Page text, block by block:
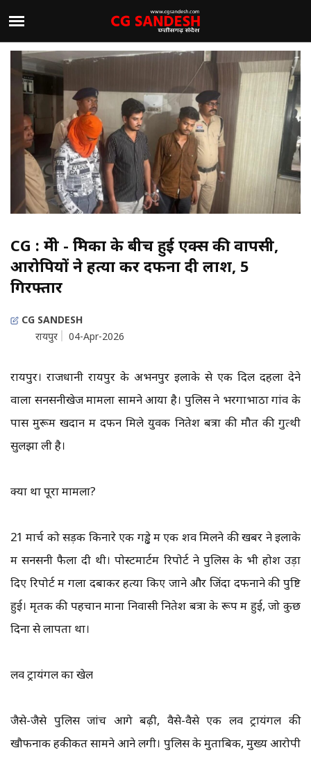
CG : प्रेमी - प्रेमिका के बीच हुई एक्स की वापसी,
आरोपियों ने हत्या कर दफना दी लाश, 5
गिरफ्तार
CG SANDESH
रायपुर
04-Apr-2026
रायपुर। राजधानी रायपुर के अभनपुर इलाके से एक दिल दहला देने
वाला सनसनीखेज मामला सामने आया है। पुलिस ने भरेंगाभाठा गांव के
पास मुरूम खदान में दफन मिले युवक नितेश बत्रा की मौत की गुत्थी
सुलझा ली है।
क्या था पूरा मामला?
21 मार्च को सड़क किनारे एक गड्ढे में एक शव मिलने की खबर ने इलाके
में सनसनी फैला दी थी। पोस्टमार्टम रिपोर्ट ने पुलिस के भी होश उड़ा
दिए रिपोर्ट में गला दबाकर हत्या किए जाने और जिंदा दफनाने की पुष्टि
हुई। मृतक की पहचान माना निवासी नितेश बत्रा के रूप में हुई, जो कुछ
दिनों से लापता था।
लव ट्रायंगल का खेल
जैसे-जैसे पुलिस जांच आगे बढ़ी, वैसे-वैसे एक लव ट्रायंगल की
खौफनाक हकीकत सामने आने लगी। पुलिस के मुताबिक, मुख्य आरोपी